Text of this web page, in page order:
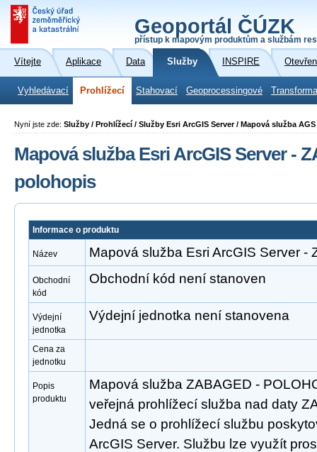
Geoportál ČÚZK
přístup k mapovým produktům a službám
Vítejte Aplikace Data Služby INSPIRE
Vyhledávací Prohlížecí Stahovací Geoprocessingové
Nyní jste zde: Služby / Prohlížecí / Služby Esri ArcGIS Server / Mapová služba
Mapová služba Esri ArcGIS Server -
polohopis
Informace o produktu
Název Mapová služba Esri ArcGIS Server -
Obchodní
kód
Obchodní kód není stanoven
Výdejní
jednotka
Výdejní jednotka není stanovena
Cena za
jednotku
Popis
produktu
Mapová služba ZABAGED -
veřejná prohlížecí služba nad daty
Jedná se o prohlížecí službu
ArcGIS Server. Službu lze využít